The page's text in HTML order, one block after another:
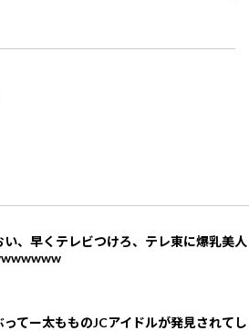
い、早くテレビつけろ、テレ東に爆乳美人
ってー太もものJCアイドルが発見されてし